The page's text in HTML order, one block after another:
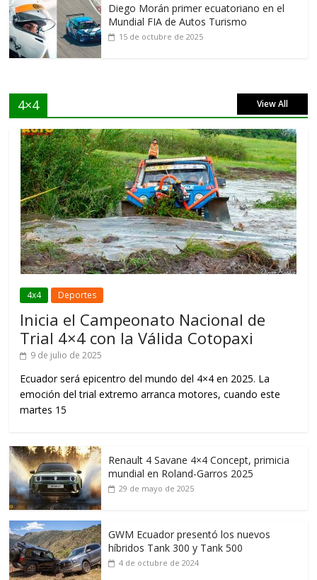
Diego Morán primer ecuatoriano en el
Mundial FIA de Autos Turismo
15 de octubre de 2025
4×4 View All
4x4 Deportes
Inicia el Campeonato Nacional de
Trial 4×4 con la Válida Cotopaxi
9 de julio de 2025
Ecuador será epicentro del mundo del 4×4 en 2025. La
emoción del trial extremo arranca motores, cuando este
martes 15
Renault 4 Savane 4×4 Concept, primicia
mundial en Roland-Garros 2025
29 de mayo de 2025
GWM Ecuador presentó los nuevos
híbridos Tank 300 y Tank 500
4 de octubre de 2024